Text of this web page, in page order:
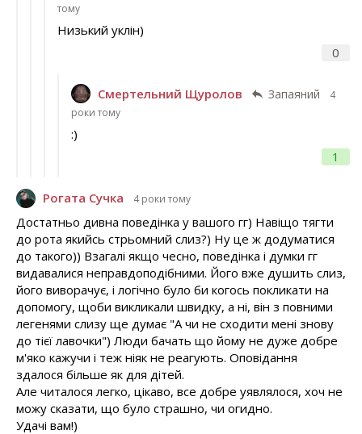
тому
0
Низький уклін)
Смертельний Щуролов Запаяний
4
роки тому
1
:)
Рогата Сучка 4 роки тому
Достатньо дивна поведінка у вашого гг) Навіщо тягти
до рота якийсь стрьомний слиз?) Ну це ж додуматися
до такого)) Взагалі якщо чесно, поведінка і думки гг
видавалися неправдоподібними. Його вже душить слиз,
його виворачує, і логічно було би когось покликати на
допомогу, щоби викликали швидку, а ні, він з повними
легенями слизу ще думає "А чи не сходити мені знову
до тієї лавочки") Люди бачать що йому не дуже добре
м'яко кажучи і теж ніяк не реагують. Оповідання
здалося більше як для дітей.
Але читалося легко, цікаво, все добре уявлялося, хоч не
можу сказати, що було страшно, чи огидно.
Удачі вам!)